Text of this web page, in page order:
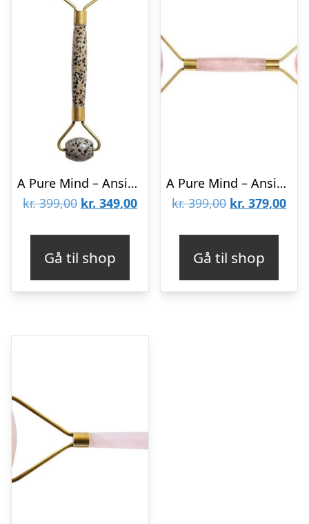
A Pure Mind – Ansigtsrulle Dobbelt Dalmatiner Jaspis Sten
kr.399,00 Den
var:
kr. 399,00.
kr. 349,00Den
kr. 349,00.
Gå til shop
A Pure Mind – Ansigtsrulle Dobbelt Rosa Kvarts
kr.399,00 Den
var:
kr. 399,00.
kr. 379,00Den
kr.
Gå til shop